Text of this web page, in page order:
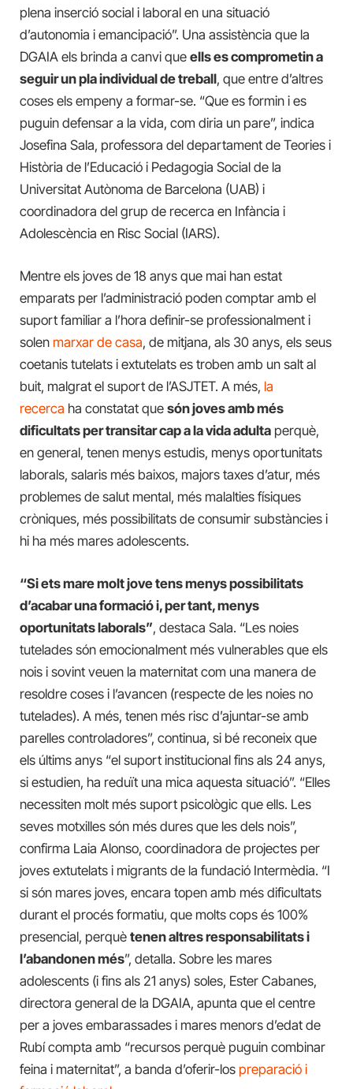
plena inserció social i laboral en una situació
d’autonomia i emancipació”. Una assistència que la
DGAIA els brinda a canvi que ells es comprometin a
seguir un pla individual de treball, que entre d’altres
coses els empeny a formar-se. “Que es formin i es
puguin defensar a la vida, com diria un pare”, indica
Josefina Sala, professora del departament de Teories i
Història de l’Educació i Pedagogia Social de la
Universitat Autònoma de Barcelona (UAB) i
coordinadora del grup de recerca en Infància i
Adolescència en Risc Social (IARS).
Mentre els joves de 18 anys que mai han estat
emparats per l’administració poden comptar amb el
suport familiar a l’hora definir-se professionalment i
solen marxar de casa, de mitjana, als 30 anys, els seus
coetanis tutelats i extutelats es troben amb un salt al
buit, malgrat el suport de l’ASJTET. A més, la
recerca ha constatat que són joves amb més
dificultats per transitar cap a la vida adulta perquè,
en general, tenen menys estudis, menys oportunitats
laborals, salaris més baixos, majors taxes d’atur, més
problemes de salut mental, més malalties físiques
cròniques, més possibilitats de consumir substàncies i
hi ha més mares adolescents.
“Si ets mare molt jove tens menys possibilitats
d’acabar una formació i, per tant, menys
oportunitats laborals”, destaca Sala. “Les noies
tutelades són emocionalment més vulnerables que els
nois i sovint veuen la maternitat com una manera de
resoldre coses i l’avancen (respecte de les noies no
tutelades). A més, tenen més risc d’ajuntar-se amb
parelles controladores”, continua, si bé reconeix que
els últims anys “el suport institucional fins als 24 anys,
si estudien, ha reduït una mica aquesta situació”. “Elles
necessiten molt més suport psicològic que ells. Les
seves motxilles són més dures que les dels nois”,
confirma Laia Alonso, coordinadora de projectes per
joves extutelats i migrants de la fundació Intermèdia. “I
si són mares joves, encara topen amb més dificultats
durant el procés formatiu, que molts cops és 100%
presencial, perquè tenen altres responsabilitats i
l’abandonen més”, detalla. Sobre les mares
adolescents (i fins als 21 anys) soles, Ester Cabanes,
directora general de la DGAIA, apunta que el centre
per a joves embarassades i mares menors d’edat de
Rubí compta amb “recursos perquè puguin combinar
feina i maternitat”, a banda d’oferir-los preparació i